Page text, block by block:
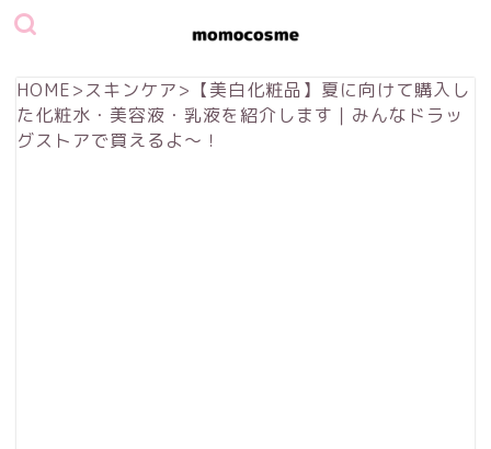
HOME>スキンケア> 【美白化粧品】夏に向けて購入し
た化粧水・美容液・乳液を紹介します｜みんなドラッ
グストアで買えるよ〜！